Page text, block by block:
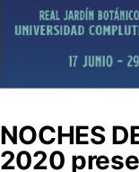
NOCHES
2020